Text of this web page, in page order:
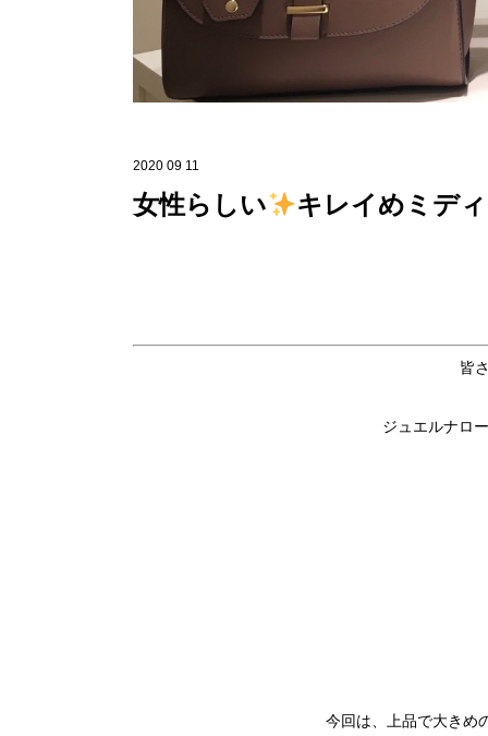
2020 09 11
女性らしい キレイめミデ
皆
ジュエルナロ
今回は、上品で大きめ